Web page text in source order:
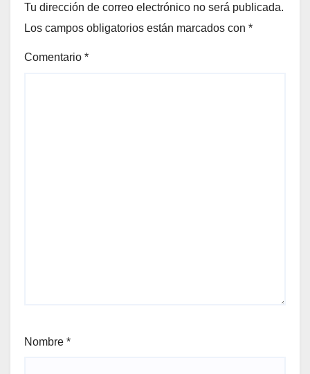
Tu dirección de correo electrónico no será publicada.
Los campos obligatorios están marcados con *
Comentario *
Nombre *